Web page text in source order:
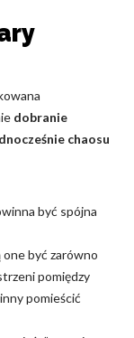
dobranie
chaosu
być spójna
być zarówno
pomiędzy
pomieścić